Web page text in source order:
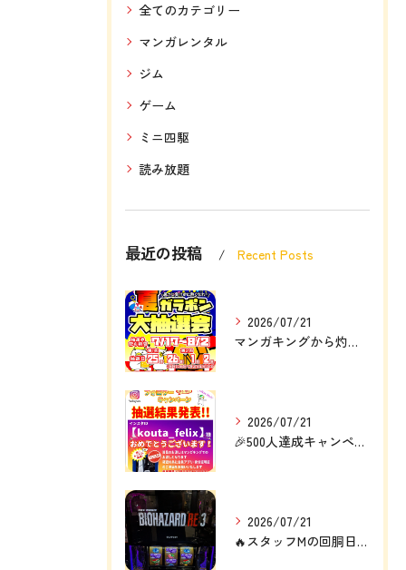
全てのカテゴリー
マンガレンタル
ジム
ゲーム
ミニ四駆
読み放題
最近の投稿 Recent Posts
2026/07/21
マンガキングから灼熱の定例大イベント❗❗🎉
2026/07/21
🎉500人達成キャンペーン結果発表🎉
2026/07/21
🔥スタッフMの回胴日記🔥